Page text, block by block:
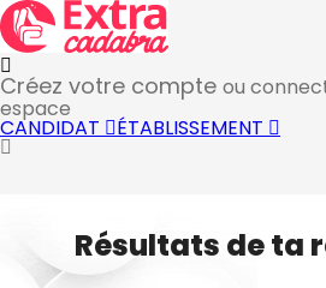
Créez votre compte ou
espace
CANDIDAT ÉTABLISSEMENT
Résultats de ta